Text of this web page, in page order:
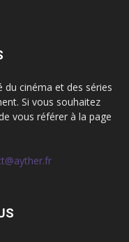
du cinéma et des séries
Si vous souhaitez
vous référer à la page